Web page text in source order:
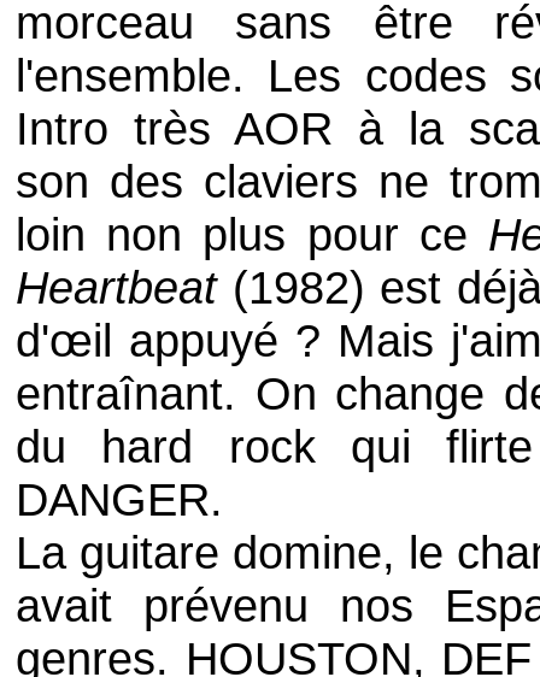
morceau sans être
l'ensemble. Les codes
Intro très AOR à la
son des claviers ne
loin non plus pour ce
Heartbeat(1982) est
d'œil appuyé ? Mais
entraînant. On change
du hard rock qui
DANGER.
La guitare domine, le
avait prévenu nos
genres. HOUSTON,